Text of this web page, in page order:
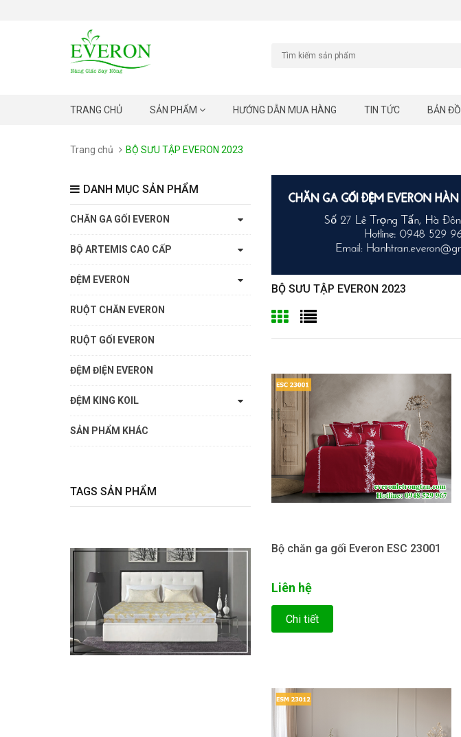
TRANG CHỦ SẢN PHẨM HƯỚNG DẪN MUA HÀNG TIN TỨC BẢN ĐỒ
Trang chủ BỘ SƯU TẬP EVERON 2023
BỘ SƯU TẬP EVERON 2023
Bộ chăn ga gối Everon ESC 23001
Liên hệ
Chi tiết
DANH MỤC SẢN PHẨM
CHĂN GA GỐI EVERON
BỘ ARTEMIS CAO CẤP
ĐỆM EVERON
RUỘT CHĂN EVERON
RUỘT GỐI EVERON
ĐỆM ĐIỆN EVERON
ĐỆM KING KOIL
SẢN PHẨM KHÁC
TAGS SẢN PHẨM